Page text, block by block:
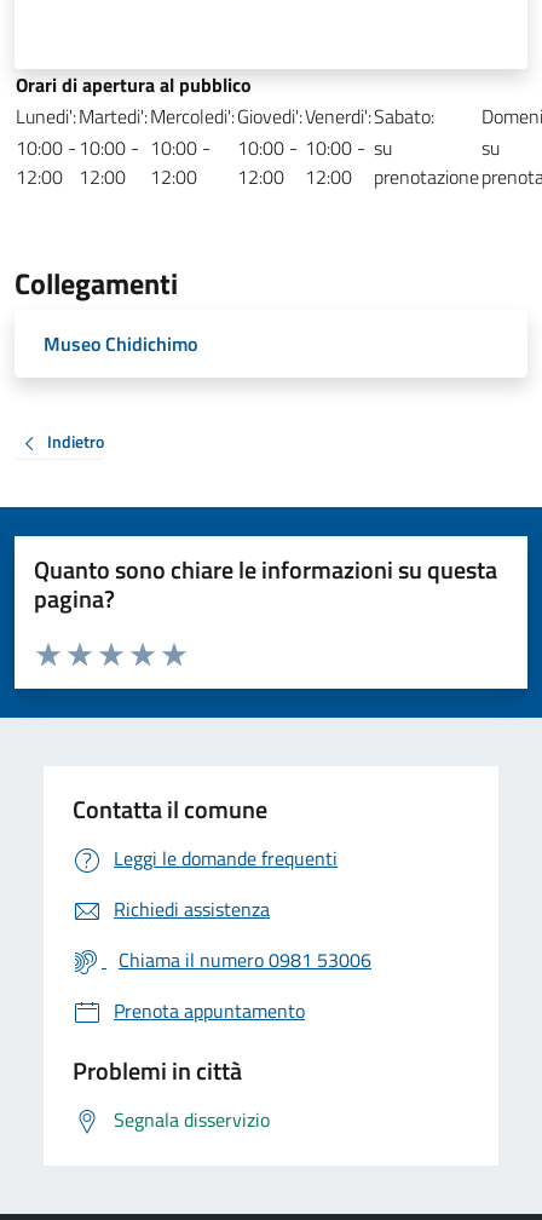
Orari di apertura al pubblico
Lunedi':Martedi':Mercoledi':Giovedi':Venerdi':Sabato:
10:00 -
12:00
10:00 -
12:00
10:00 -
12:00
10:00 -
12:00
10:00 -
12:00
su
prenotazione
su
Collegamenti
Museo Chidichimo
Indietro
Quanto sono chiare le informazioni su questa
pagina?
Valuta da 1 a 5 stelle la pagina
Valuta 5 stelle su 5
Valuta 4 stelle su 5
Valuta 3 stelle su 5
Valuta 2 stelle su 5
Valuta 1 stelle su 5
Contatta il comune
Leggi le domande frequenti
Richiedi assistenza
Chiama il numero 0981 53006
Prenota appuntamento
Problemi in città
Segnala disservizio